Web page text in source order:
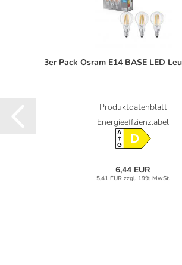
3er Pack Osram E14 BASE LED
Produktdatenblatt
Energieeffzienzlabel
A
GD
6,44 EUR
5,41 EUR zzgl. 19% MwSt.